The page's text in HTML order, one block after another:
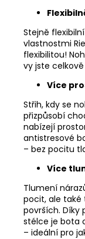
Stejně
vlastnostmi
flexibilitou!
vy jste
Více
Střih, kdy se
přizpůsobí
nabízejí
antistresové
– bez pocitu
Více
Tlumení
pocit, ale také
površích. Díky
stélce je bota
– ideální pro